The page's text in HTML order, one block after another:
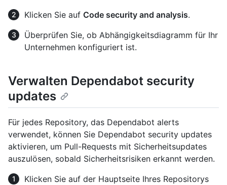
Klicken Sie auf Code security and analysis.
Überprüfen Sie, ob Abhängigkeitsdiagramm für Ihr
Unternehmen konfiguriert ist.
Verwalten Dependabot security
updates
Für jedes Repository, das Dependabot alerts
verwendet, können Sie Dependabot security updates
aktivieren, um Pull-Requests mit Sicherheitsupdates
auszulösen, sobald Sicherheitsrisiken erkannt werden.
Klicken Sie auf der Hauptseite Ihres Repositorys